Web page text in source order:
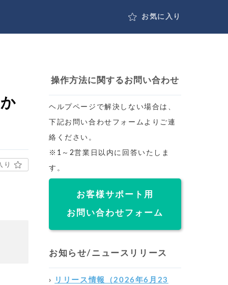
お気に入り
り
操作方法に関するお問い合わせ
ヘルプページで解決しない場合は、
下記お問い合わせフォームよりご連
絡ください。
※1～2営業日以内に回答いたしま
す。
お客様サポート用
お問い合わせフォーム
お知らせ/ニュースリリース
› リリース情報（2026年6月23